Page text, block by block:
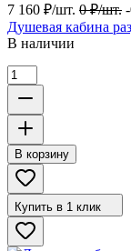
7 160 ₽/шт. 0 ₽/шт.
Душевая кабина
В наличии
В корзину
Купить в 1 клик